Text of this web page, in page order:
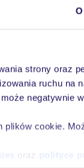
strony oraz
ruchu na
negatywnie
plików cookie.
oraz polityce